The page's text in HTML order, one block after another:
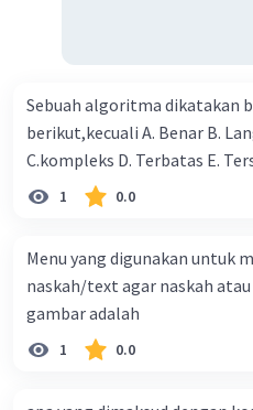
Sebuah algoritma dikatakan
berikut,kecuali A. Benar B. Langkah-langkah jelas,ambigu
C.kompleks D. Terbatas E.
1 0.0
Menu yang digunakan untuk
naskah/text agar naskah
gambar adalah
1 0.0